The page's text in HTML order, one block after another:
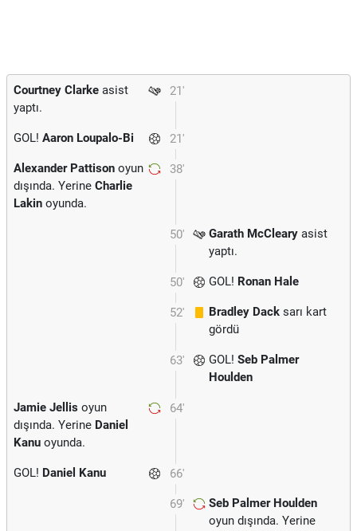
21'
Courtney Clarke asist
yaptı.
21'
GOL! Aaron Loupalo-Bi
38'
Alexander Pattison oyun
dışında. Yerine Charlie
Lakin oyunda.
50' Garath McCleary asist
yaptı.
50' GOL! Ronan Hale
52' Bradley Dack sarı kart
gördü
63' GOL! Seb Palmer
Houlden
64'
Jamie Jellis oyun
dışında. Yerine Daniel
Kanu oyunda.
66'
GOL! Daniel Kanu
69'
Seb Palmer Houlden
oyun dışında. Yerine